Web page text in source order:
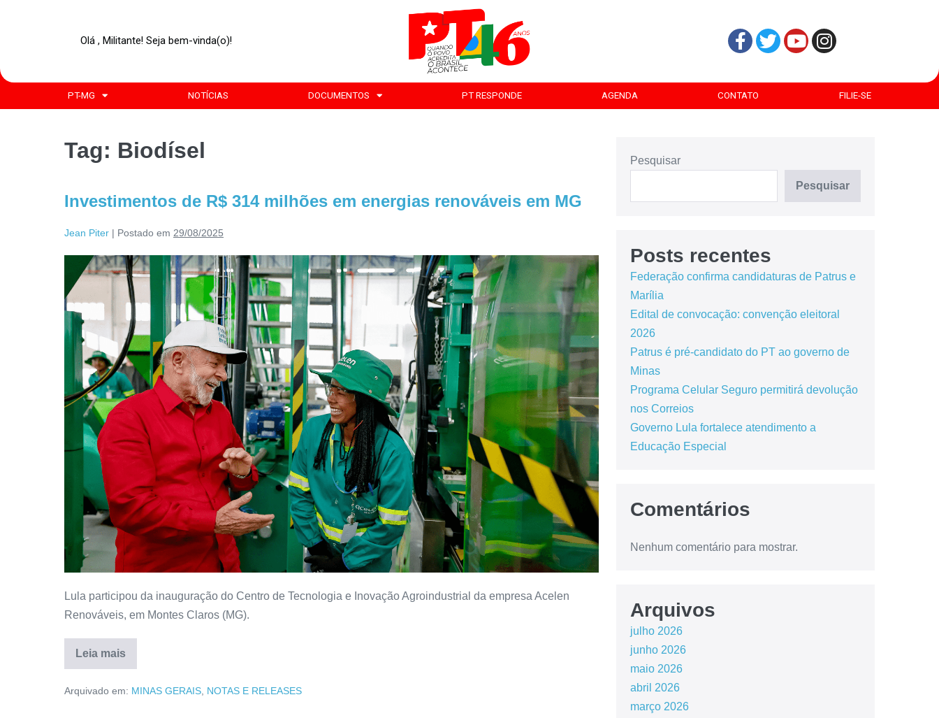
Olá , Militante! Seja bem-vinda(o)!
PT-MG NOTÍCIAS DOCUMENTOS PT RESPONDE AGENDA CONTATO FILIE-SE
Tag: Biodísel
Investimentos de R$ 314 milhões em energias renováveis em MG
Jean Piter | Postado em 29/08/2025
Lula participou da inauguração do Centro de Tecnologia e Inovação Agroindustrial da empresa Acelen
Renováveis, em Montes Claros (MG).
Leia mais
Arquivado em: MINAS GERAIS, NOTAS E RELEASES
Pesquisar
Pesquisar
Posts recentes
Federação confirma candidaturas de Patrus e
Marília
Edital de convocação: convenção eleitoral
2026
Patrus é pré-candidato do PT ao governo de
Minas
Programa Celular Seguro permitirá devolução
nos Correios
Governo Lula fortalece atendimento a
Educação Especial
Comentários
Nenhum comentário para mostrar.
Arquivos
julho 2026
junho 2026
maio 2026
abril 2026
março 2026